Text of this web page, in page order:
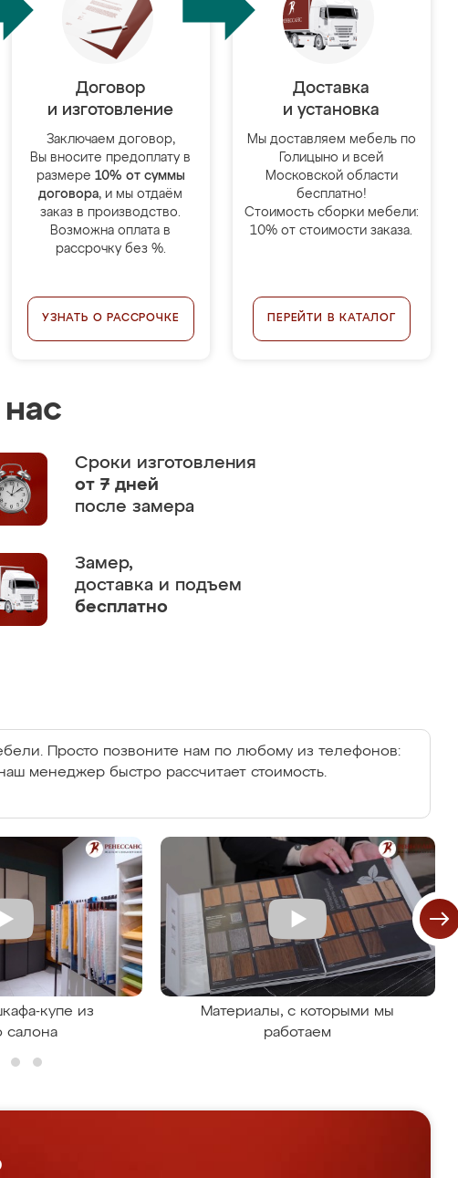
Договор
и изготовление
Заключаем договор,
Вы вносите предоплату в
размере 10% от суммы
договора, и мы отдаём
заказ в производство.
Возможна оплата в
рассрочку без %.
УЗНАТЬ О РАССРОЧКЕ
Доставка
и установка
Мы доставляем мебель по
Голицыно и всей
Московской области
бесплатно!
Стоимость сборки мебели:
10% от стоимости заказа.
ПЕРЕЙТИ В КАТАЛОГ
Сроки изготовления
от 7 дней
после замера
Замер,
доставка и подъем
бесплатно
Просто позвоните нам по любому из телефонов:
менеджер быстро рассчитает стоимость.
купе из
салона
Материалы, с которыми мы
работаем